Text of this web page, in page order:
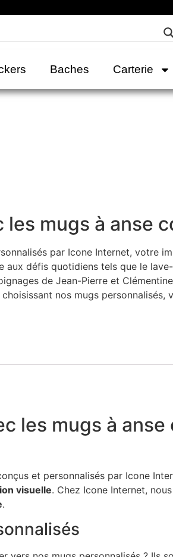
Baches Carterie
mugs à anse
par Icone Internet, votre
aux défis quotidiens tels que le
de Jean-Pierre et
nos mugs
les mugs à
et personnalisés par Icone
visuelle. Chez Icone Internet,
.